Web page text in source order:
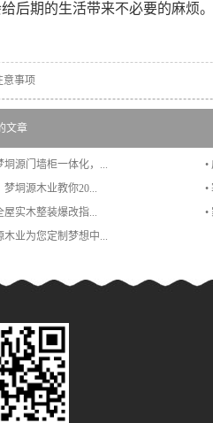
后期的生活带来不必要的麻烦。
意事项
文章
垌源门墙柜一体化，... •
垌源木业教你20...
•
屋实木整装爆改指...
•
木业为您定制梦想中...